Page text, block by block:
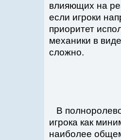
влияющих на
если игроки
приоритет
механики в
сложно.
В
игрока как
наиболее